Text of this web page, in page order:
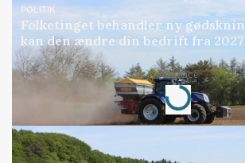
POLITIK
Folketinget behandler ny
kan den ændre din bedrift fra 2027
Annonce
Loading...